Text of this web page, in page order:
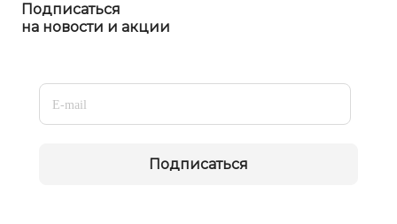
Подписаться
на новости и акции
Подписаться